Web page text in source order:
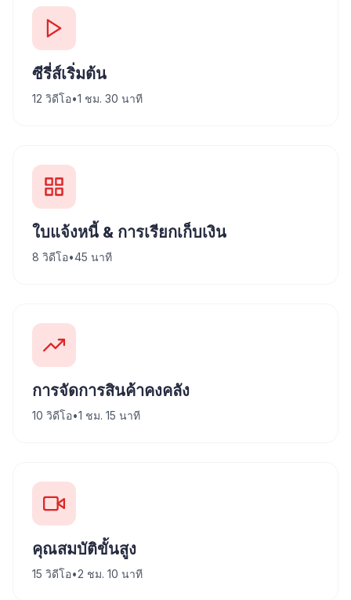
ซีรี่ส์เริ่มต้น
12 วิดีโอ•1 ชม. 30 นาที
ใบแจ้งหนี้ & การเรียกเก็บเงิน
8 วิดีโอ•45 นาที
การจัดการสินค้าคงคลัง
10 วิดีโอ•1 ชม. 15 นาที
คุณสมบัติขั้นสูง
15 วิดีโอ•2 ชม. 10 นาที